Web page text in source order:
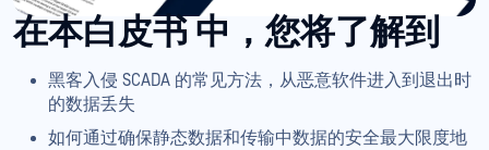
在本白皮书 中，您将了解到
黑客入侵 SCADA 的常见方法，从恶意软件进入到退出时
的数据丢失
如何通过确保静态数据和传输中数据的安全最大限度地